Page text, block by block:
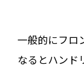
一般的にフロ
なるとハンド